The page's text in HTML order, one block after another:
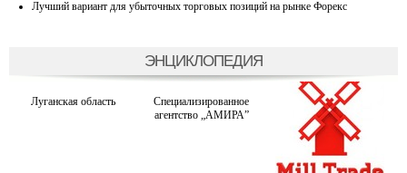
Лучший вариант для убыточных торговых позиций на рынке Форекс
ЭНЦИКЛОПЕДИЯ
Луганская область
Специализированное
агентство „АМИРА”